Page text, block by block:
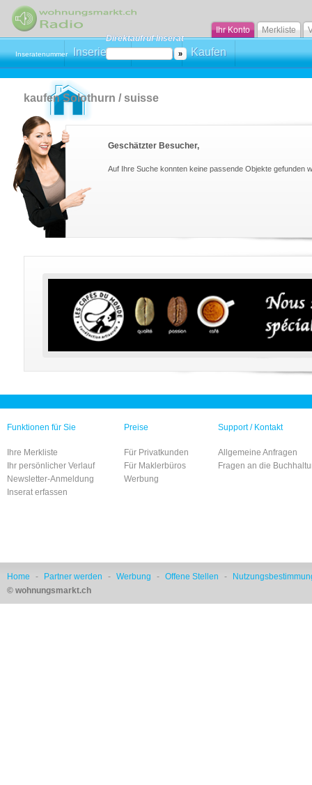
Ihr Konto Merkliste
Inserieren Mieten Kaufen
Direktaufruf Inserat
Inseratenummer
kaufen Solothurn / suisse
Geschätzter Besucher,
Auf Ihre Suche konnten keine passende Objekte gefunden
Funktionen für Sie
Ihre Merkliste
Ihr persönlicher Verlauf
Newsletter-Anmeldung
Inserat erfassen
Preise
Für Privatkunden
Für Maklerbüros
Werbung
Support / Kontakt
Allgemeine Anfragen
Fragen an die
Home - Partner werden - Werbung - Offene Stellen -
© wohnungsmarkt.ch